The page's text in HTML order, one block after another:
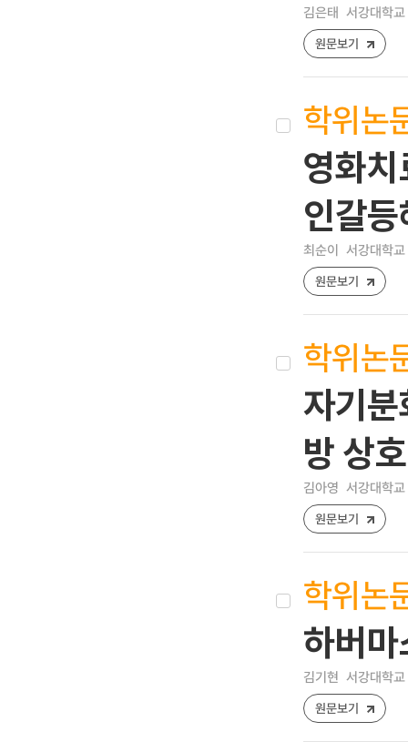
김은태 서강대학
원문보기
학위논
영화
인갈
최순이 서강대학
원문보기
학위논
자기
방 상
김아영 서강대학
원문보기
학위논
하버마
김기현 서강대학
원문보기